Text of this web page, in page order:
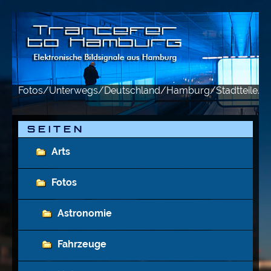
Fotos/Unterwegs/Deutschland/Hamburg/Stadtteile/
S E I T E N
Arts
Fotos
Astronomie
Fahrzeuge